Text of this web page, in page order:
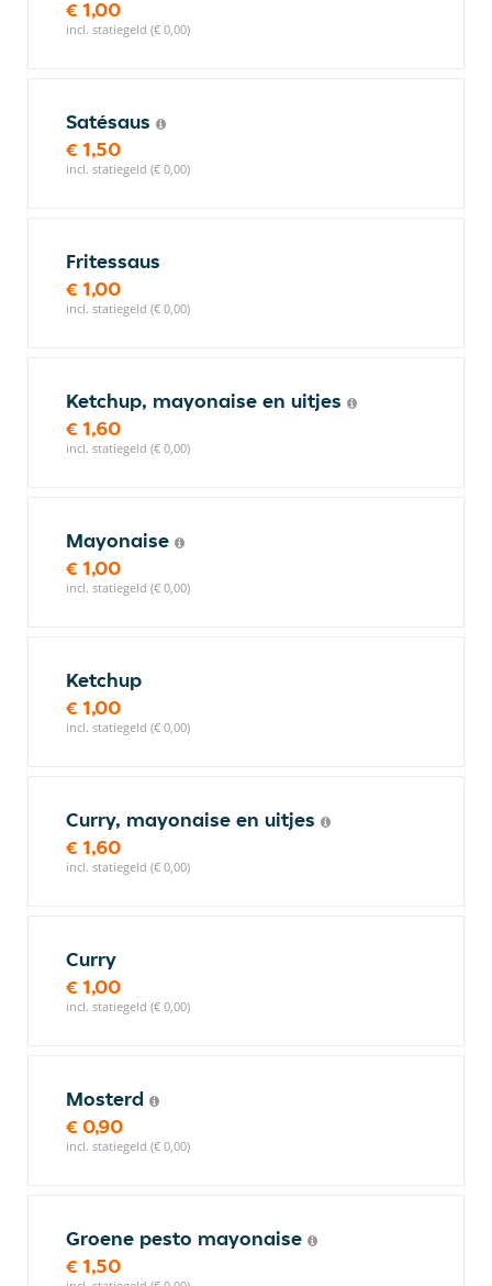
€ 1,00
incl. statiegeld (€ 0,00)
Satésaus
€ 1,50
incl. statiegeld (€ 0,00)
Fritessaus
€ 1,00
incl. statiegeld (€ 0,00)
Ketchup, mayonaise en uitjes
€ 1,60
incl. statiegeld (€ 0,00)
Mayonaise
€ 1,00
incl. statiegeld (€ 0,00)
Ketchup
€ 1,00
incl. statiegeld (€ 0,00)
Curry, mayonaise en uitjes
€ 1,60
incl. statiegeld (€ 0,00)
Curry
€ 1,00
incl. statiegeld (€ 0,00)
Mosterd
€ 0,90
incl. statiegeld (€ 0,00)
Groene pesto mayonaise
€ 1,50